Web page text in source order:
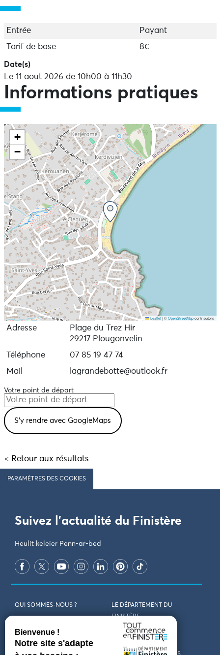
Entrée
Payant
Tarif de base
8€
Date(s)
Le 11 aout 2026 de 10h00 à 11h30
Informations pratiques
+
−
Leaflet |©OpenStreetMapcontributors
Adresse
Plage du Trez Hir
29217 Plougonvelin
Téléphone
07 85 19 47 74
Mail
lagrandebotte@outlook.fr
Votre point de départ
< Retour aux résultats
PARAMÈTRES DES COOKIES
Suivez l'actualité du Finistère
Heulit keleier Penn-ar-bed
QUI SOMMES-NOUS ?
LE DÉPARTEMENT DU
FINISTÈRE
REJOIGNEZ-NOUS VENIR EN FINISTÈRE